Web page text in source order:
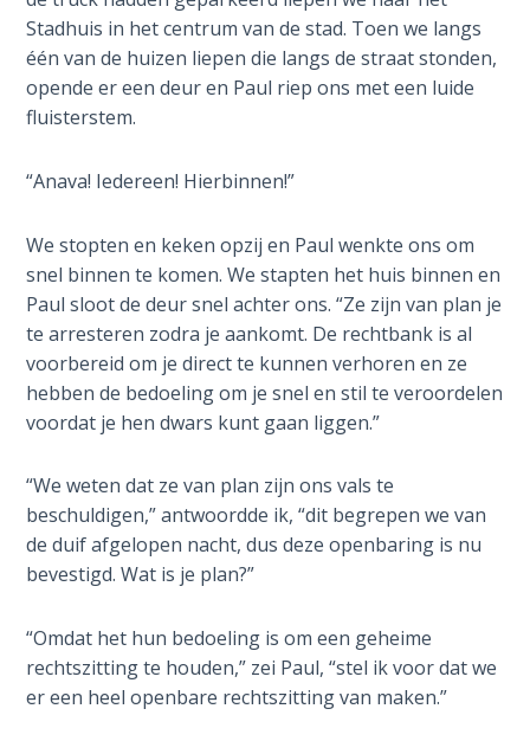
verkennen
is,
en
heeft
met
Schepper.
De
openbaring
die
hij
ontvangt,
stuurt
op
een
missie
om
te
brengen
aan
Laws on
Righteous
Judgment
The
the
Free Will
Versus
Ownership
The
Genesis
of
Psalms
The
Tabernacles
The
Stadhuis in het centrum van de stad. Toen we langs
één van de huizen liepen die langs de straat stonden,
opende er een deur en Paul riep ons met een luide
fluisterstem.
“Anava! Iedereen! Hierbinnen!”
We stopten en keken opzij en Paul wenkte ons om
snel binnen te komen. We stapten het huis binnen en
Paul sloot de deur snel achter ons. “Ze zijn van plan je
te arresteren zodra je aankomt. De rechtbank is al
voorbereid om je direct te kunnen verhoren en ze
hebben de bedoeling om je snel en stil te veroordelen
voordat je hen dwars kunt gaan liggen.”
“We weten dat ze van plan zijn ons vals te
beschuldigen,” antwoordde ik, “dit begrepen we van
de duif afgelopen nacht, dus deze openbaring is nu
bevestigd. Wat is je plan?”
“Omdat het hun bedoeling is om een geheime
rechtszitting te houden,” zei Paul, “stel ik voor dat we
er een heel openbare rechtszitting van maken.”